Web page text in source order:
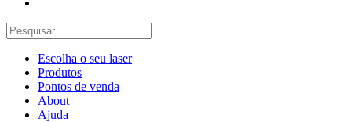
Escolha o seu laser
Produtos
Pontos de venda
About
Ajuda